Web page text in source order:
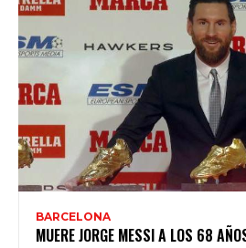
BARCELONA
MUERE JORGE MESSI A LOS 68